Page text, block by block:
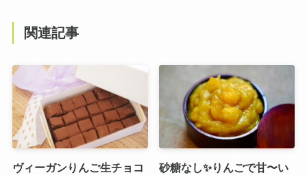
関連記事
ヴィーガンりんご生チョコ
砂糖なし✨りんごで甘〜い